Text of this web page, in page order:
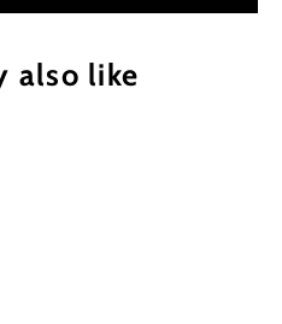
also like